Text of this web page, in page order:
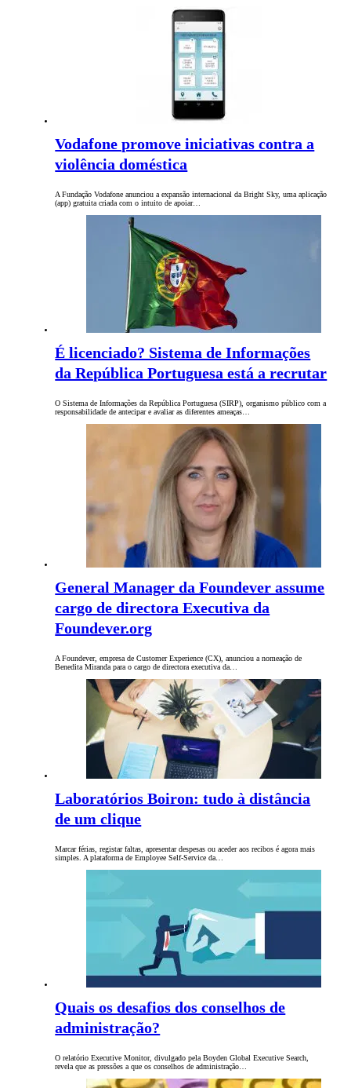
Vodafone promove iniciativas contra a
violência doméstica
A Fundação Vodafone anunciou a expansão internacional da Bright Sky, uma aplicação
(app) gratuita criada com o intuito de apoiar…
É licenciado? Sistema de Informações
da República Portuguesa está a recrutar
O Sistema de Informações da República Portuguesa (SIRP), organismo público com a
responsabilidade de antecipar e avaliar as diferentes ameaças…
General Manager da Foundever assume
cargo de directora Executiva da
Foundever.org
A Foundever, empresa de Customer Experience (CX), anunciou a nomeação de
Benedita Miranda para o cargo de directora executiva da…
Laboratórios Boiron: tudo à distância
de um clique
Marcar férias, registar faltas, apresentar despesas ou aceder aos recibos é agora mais
simples. A plataforma de Employee Self-Service da…
Quais os desafios dos conselhos de
administração?
O relatório Executive Monitor, divulgado pela Boyden Global Executive Search,
revela que as pressões a que os conselhos de administração…